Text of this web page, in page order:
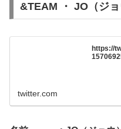
&TEAM ・ JO（ジョ
https://
twitter.com